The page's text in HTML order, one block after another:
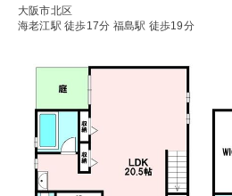
大阪市北区
海老江駅 徒歩17分 福島駅 徒歩19分